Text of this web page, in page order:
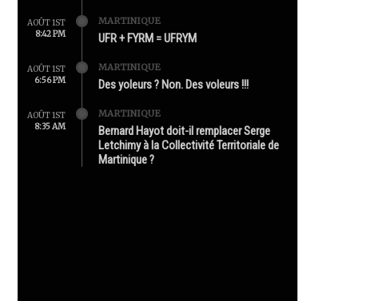
AOÛT 1ST
8:42 PM
MARTINIQUE
UFR + FYRM = UFRYM
AOÛT 1ST
6:56 PM
MARTINIQUE
Des yoleurs ? Non. Des voleurs !!!
AOÛT 1ST
8:35 AM
MARTINIQUE
Bernard Hayot doit-il remplacer Serge
Letchimy à la Collectivité Territoriale de
Martinique ?